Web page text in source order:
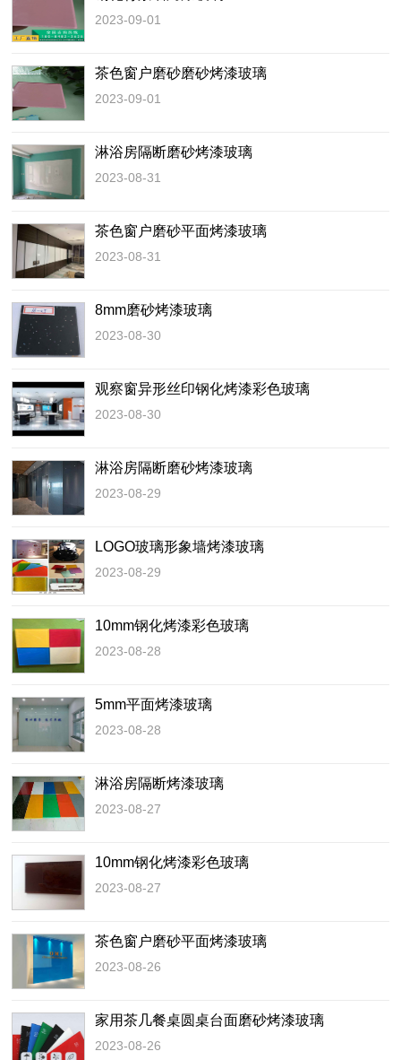
2023-09-01
茶色窗户磨砂磨砂烤漆玻璃
2023-09-01
淋浴房隔断磨砂烤漆玻璃
2023-08-31
茶色窗户磨砂平面烤漆玻璃
2023-08-31
8mm磨砂烤漆玻璃
2023-08-30
观察窗异形丝印钢化烤漆彩色玻璃
2023-08-30
淋浴房隔断磨砂烤漆玻璃
2023-08-29
LOGO玻璃形象墙烤漆玻璃
2023-08-29
10mm钢化烤漆彩色玻璃
2023-08-28
5mm平面烤漆玻璃
2023-08-28
淋浴房隔断烤漆玻璃
2023-08-27
10mm钢化烤漆彩色玻璃
2023-08-27
茶色窗户磨砂平面烤漆玻璃
2023-08-26
家用茶几餐桌圆桌台面磨砂烤漆玻璃
2023-08-26